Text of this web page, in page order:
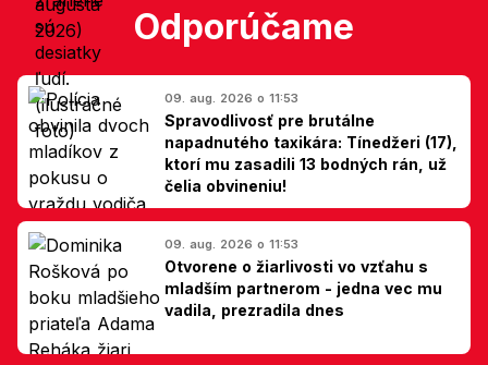
Odporúčame
09. aug. 2026 o 11:53
Spravodlivosť pre brutálne
napadnutého taxikára: Tínedžeri (17),
ktorí mu zasadili 13 bodných rán, už
čelia obvineniu!
09. aug. 2026 o 11:53
Otvorene o žiarlivosti vo vzťahu s
mladším partnerom - jedna vec mu
vadila, prezradila dnes